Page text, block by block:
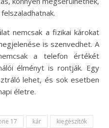
nemcsak a fizikai károkat
is szenvedhet. A
a telefon értékét
élményt is rontják. Egy
lehet, és sok esetben
életre.
17 kár
kiegészítők